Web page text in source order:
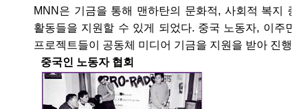
MNN은 기금을 통해 맨하탄의 문화적, 사회적 복지 증
활동들을 지원할 수 있게 되었다. 중국 노동자, 이주민,
프로젝트들이 공동체 미디어 기금을 지원을 받아 진행되
중국인 노동자 협회